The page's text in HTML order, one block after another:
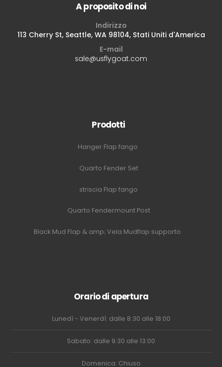
A proposito di noi
Indirizzo
113 Cherry St, Seattle, WA 98104, Stati Uniti d'America
E-mail
sale@usflygoat.com
Prodotti
Hanger Flap fango
Quarto Fender Set
striscia Flap fango
Quarto Fendermount Post
Black Mud Flap & amp; Vela Mudflap supporto
Orario di apertura
Lunedì - Venerdì: dalle 8:30 alle 18:00
Sabato: dalle 9:30 alle 13:00
Domenica: Chiuso